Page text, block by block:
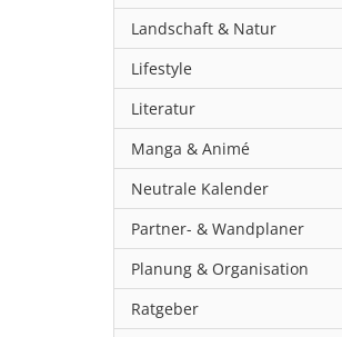
Landschaft & Natur
Lifestyle
Literatur
Manga & Animé
Neutrale Kalender
Partner- & Wandplaner
Planung & Organisation
Ratgeber